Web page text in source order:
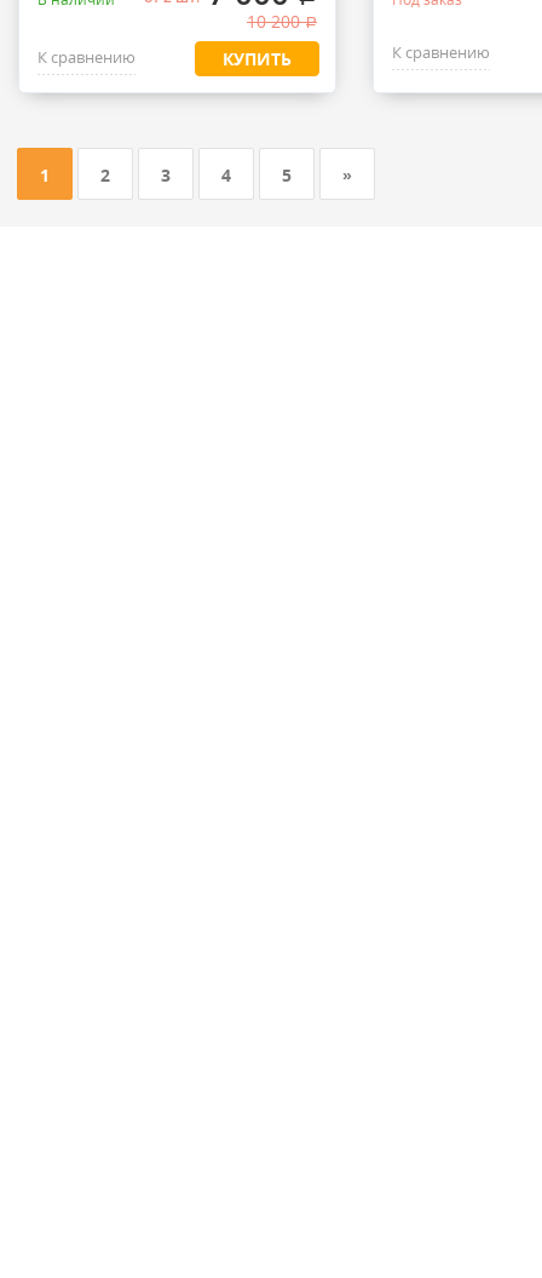
10 200.
К сравнению КУПИТЬ К сравнению
1 2 3 4 5 »